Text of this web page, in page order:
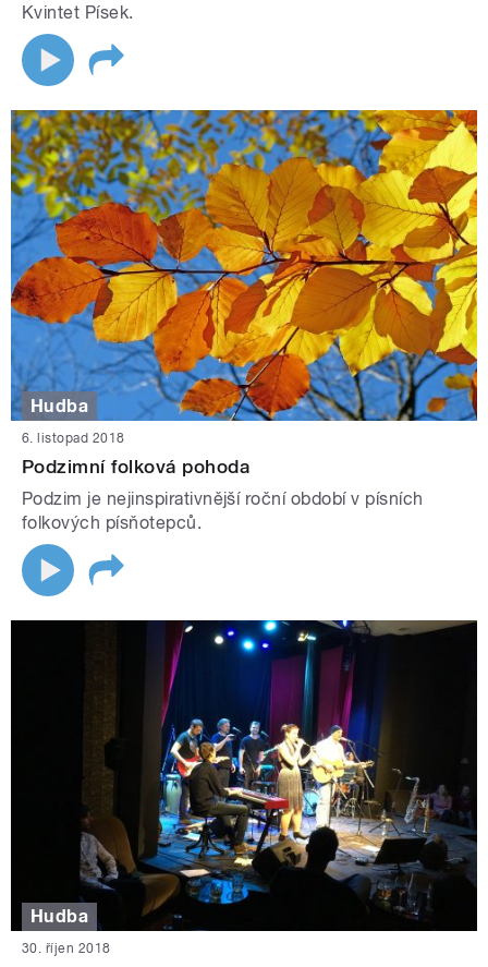
Kvintet Písek.
Hudba
6. listopad 2018
Podzimní folková pohoda
Podzim je nejinspirativnější roční období v písních
folkových písňotepců.
Hudba
30. říjen 2018